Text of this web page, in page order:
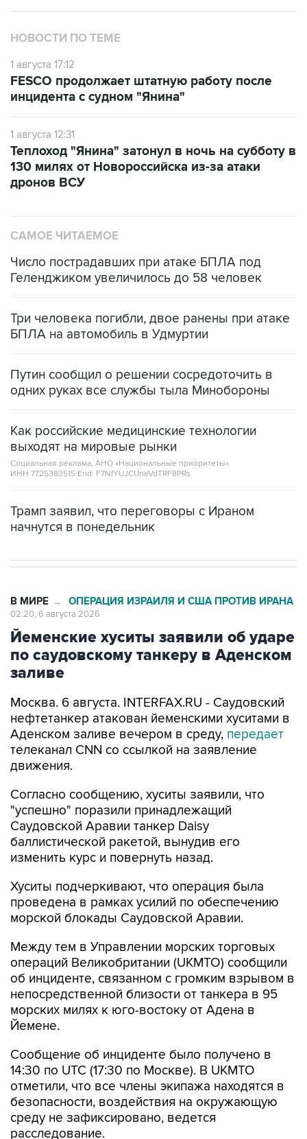
НОВОСТИ ПО ТЕМЕ
1 августа 17:12
FESCO продолжает штатную работу после
инцидента с судном "Янина"
1 августа 12:31
Теплоход "Янина" затонул в ночь на субботу в
130 милях от Новороссийска из-за атаки
дронов ВСУ
САМОЕ ЧИТАЕМОЕ
Число пострадавших при атаке БПЛА под
Геленджиком увеличилось до 58 человек
Три человека погибли, двое ранены при атаке
БПЛА на автомобиль в Удмуртии
Путин сообщил о решении сосредоточить в
одних руках все службы тыла Минобороны
Как российские медицинские технологии
выходят на мировые рынки
Социальная реклама, АНО «Национальные приоритеты».
ИНН 7725383515 Erid: F7NfYUJCUneVdTRF8PRs
Трамп заявил, что переговоры с Ираном
начнутся в понедельник
В МИРЕ → ОПЕРАЦИЯ ИЗРАИЛЯ И США ПРОТИВ ИРАНА
02:20, 6 августа 2026
Йеменские хуситы заявили об ударе
по саудовскому танкеру в Аденском
заливе
Москва. 6 августа. INTERFAX.RU - Саудовский
нефтетанкер атакован йеменскими хуситами в
Аденском заливе вечером в среду, передает
телеканал CNN со ссылкой на заявление
движения.
Согласно сообщению, хуситы заявили, что
"успешно" поразили принадлежащий
Саудовской Аравии танкер Daisy
баллистической ракетой, вынудив его
изменить курс и повернуть назад.
Хуситы подчеркивают, что операция была
проведена в рамках усилий по обеспечению
морской блокады Саудовской Аравии.
Между тем в Управлении морских торговых
операций Великобритании (UKMTO) сообщили
об инциденте, связанном с громким взрывом в
непосредственной близости от танкера в 95
морских милях к юго-востоку от Адена в
Йемене.
Сообщение об инциденте было получено в
14:30 по UTC (17:30 по Москве). В UKMTO
отметили, что все члены экипажа находятся в
безопасности, воздействия на окружающую
среду не зафиксировано, ведется
расследование.